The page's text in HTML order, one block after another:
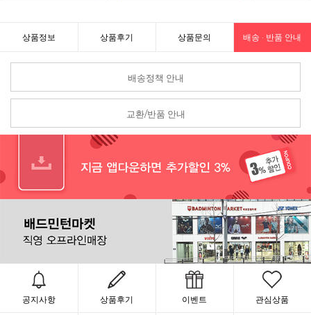
상품정보 상품후기 상품문의 배송 · 반품 안내
배송정책 안내
교환/반품 안내
공지사항 상품후기 이벤트 관심상품